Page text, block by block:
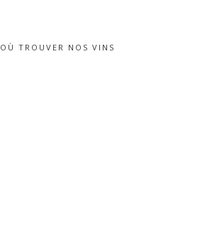
OÙ TROUVER NOS VINS